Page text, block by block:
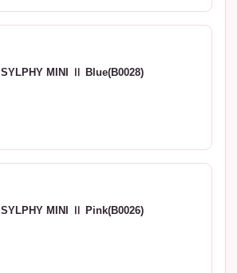
SYLPHY MINI Ⅱ Blue(B0028)
SYLPHY MINI Ⅱ Pink(B0026)